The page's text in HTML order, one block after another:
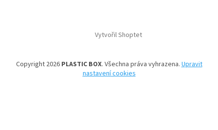
Vytvořil Shoptet
Copyright 2026 PLASTIC BOX. Všechna práva vyhrazena.Upravit
nastavení cookies